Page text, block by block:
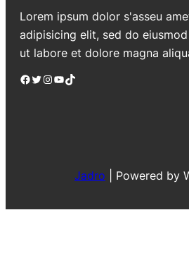
Lorem ipsum dolor s'asseu
adipisicing elit, sed do
ut labore et dolore magna
Facebook Twitter Instagram YouTube TikTok
Jadro Powered by